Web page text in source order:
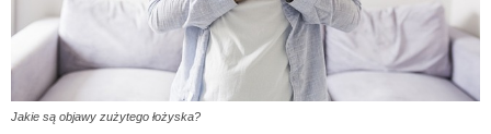
Jakie są objawy zużytego łożyska?